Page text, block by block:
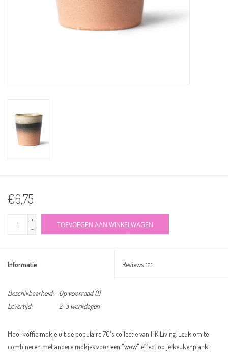
€6,75
+
-
TOEVOEGEN AAN WINKELWAGEN
Informatie Reviews (0)
Beschikbaarheid: Op voorraad(1)
Levertijd:
2-3 werkdagen
Mooi koffie mokje uit de populaire 70's collectie van HK Living. Leuk om te
combineren met andere mokjes voor een "wow" effect op je keukenplank!